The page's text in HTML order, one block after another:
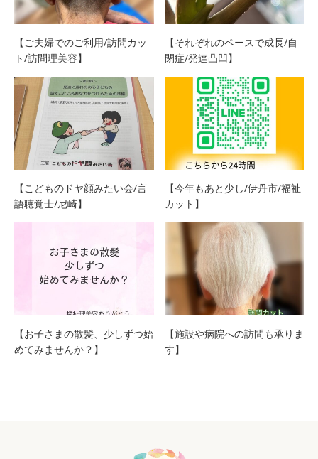
【ご夫婦でのご利用/訪問カッ
ト/訪問理美容】
【それぞれのペースで成長/自
閉症/発達凸凹】
【こどものドヤ顔みたい会/言
語聴覚士/尼崎】
【今年もあと少し/伊丹市/福祉
カット】
【お子さまの散髪、少しずつ始
めてみませんか？】
【施設や病院への訪問も承りま
す】